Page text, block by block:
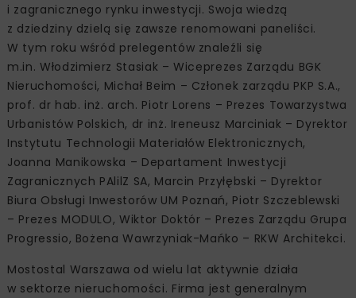
i zagranicznego rynku inwestycji. Swoja wiedzą
z dziedziny dzielą się zawsze renomowani paneliści.
W tym roku wśród prelegentów znaleźli się
m.in. Włodzimierz Stasiak – Wiceprezes Zarządu BGK
Nieruchomości, Michał Beim – Członek zarządu PKP S.A.,
prof. dr hab. inż. arch. Piotr Lorens – Prezes Towarzystwa
Urbanistów Polskich, dr inż. Ireneusz Marciniak – Dyrektor
Instytutu Technologii Materiałów Elektronicznych,
Joanna Manikowska – Departament Inwestycji
Zagranicznych PAlilZ SA, Marcin Przyłębski – Dyrektor
Biura Obsługi Inwestorów UM Poznań, Piotr Szczeblewski
– Prezes MODULO, Wiktor Doktór – Prezes Zarządu Grupa
Progressio, Bożena Wawrzyniak-Mańko – RKW Architekci.
Mostostal Warszawa od wielu lat aktywnie działa
w sektorze nieruchomości. Firma jest generalnym